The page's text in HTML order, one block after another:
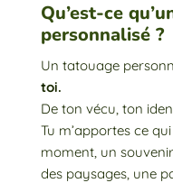
Qu’est-ce
personnalisé ?
Un tatouage
toi.
De ton vécu, ton
Tu m’apportes ce
moment, un
des paysages, une